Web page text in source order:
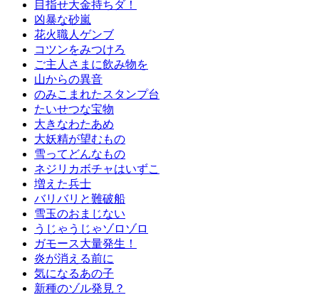
目指せ大金持ちダ！
凶暴な砂嵐
花火職人ゲンブ
コツンをみつけろ
ご主人さまに飲み物を
山からの異音
のみこまれたスタンプ台
たいせつな宝物
大きなわたあめ
大妖精が望むもの
雪ってどんなもの
ネジリカボチャはいずこ
増えた兵士
バリバリと難破船
雪玉のおまじない
うじゃうじゃゾロゾロ
ガモース大量発生！
炎が消える前に
気になるあの子
新種のゾル発見？